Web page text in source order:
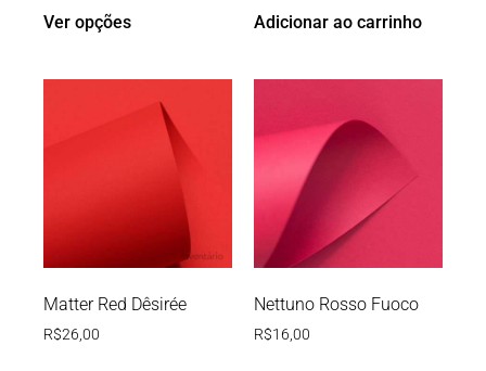
Ver opções Adicionar ao carrinho
Matter Red Dêsirée
R$26,00
Nettuno Rosso Fuoco
R$16,00